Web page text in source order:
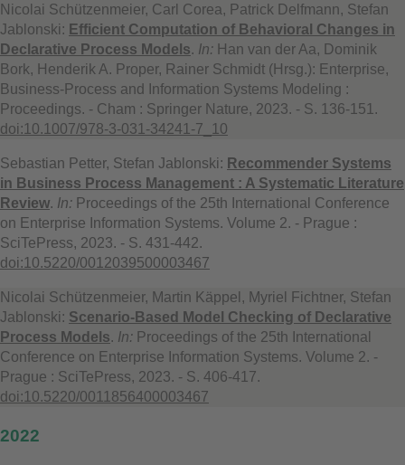
Nicolai Schützenmeier, Carl Corea, Patrick Delfmann, Stefan
Jablonski: Efficient Computation of Behavioral Changes in
Declarative Process Models. In: Han van der Aa, Dominik
Bork, Henderik A. Proper, Rainer Schmidt (Hrsg.): Enterprise,
Business-Process and Information Systems Modeling :
Proceedings. - Cham : Springer Nature, 2023. - S. 136-151.
doi:10.1007/978-3-031-34241-7_10
Sebastian Petter, Stefan Jablonski: Recommender Systems
in Business Process Management : A Systematic Literature
Review. In: Proceedings of the 25th International Conference
on Enterprise Information Systems. Volume 2. - Prague :
SciTePress, 2023. - S. 431-442.
doi:10.5220/0012039500003467
Nicolai Schützenmeier, Martin Käppel, Myriel Fichtner, Stefan
Jablonski: Scenario-Based Model Checking of Declarative
Process Models. In: Proceedings of the 25th International
Conference on Enterprise Information Systems. Volume 2. -
Prague : SciTePress, 2023. - S. 406-417.
doi:10.5220/0011856400003467
2022